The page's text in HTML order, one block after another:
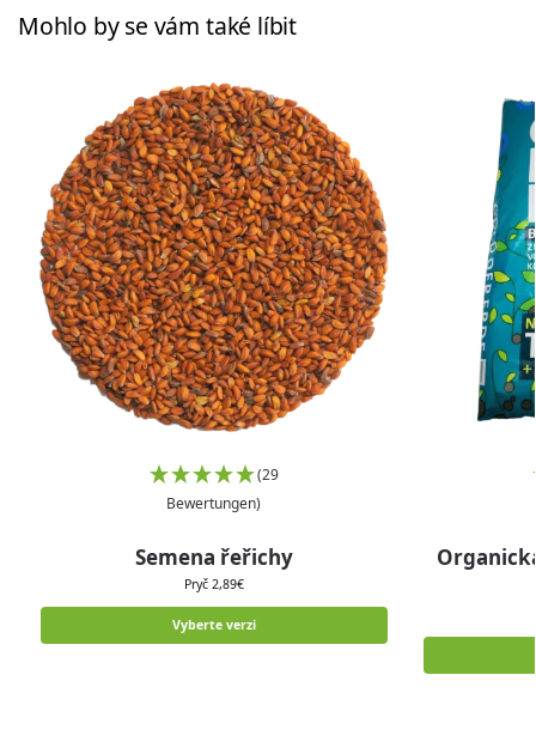
Mohlo by se vám také líbit
(29
Bewertungen)
Semena řeřichy
Pryč 2,89€
Vyberte verzi